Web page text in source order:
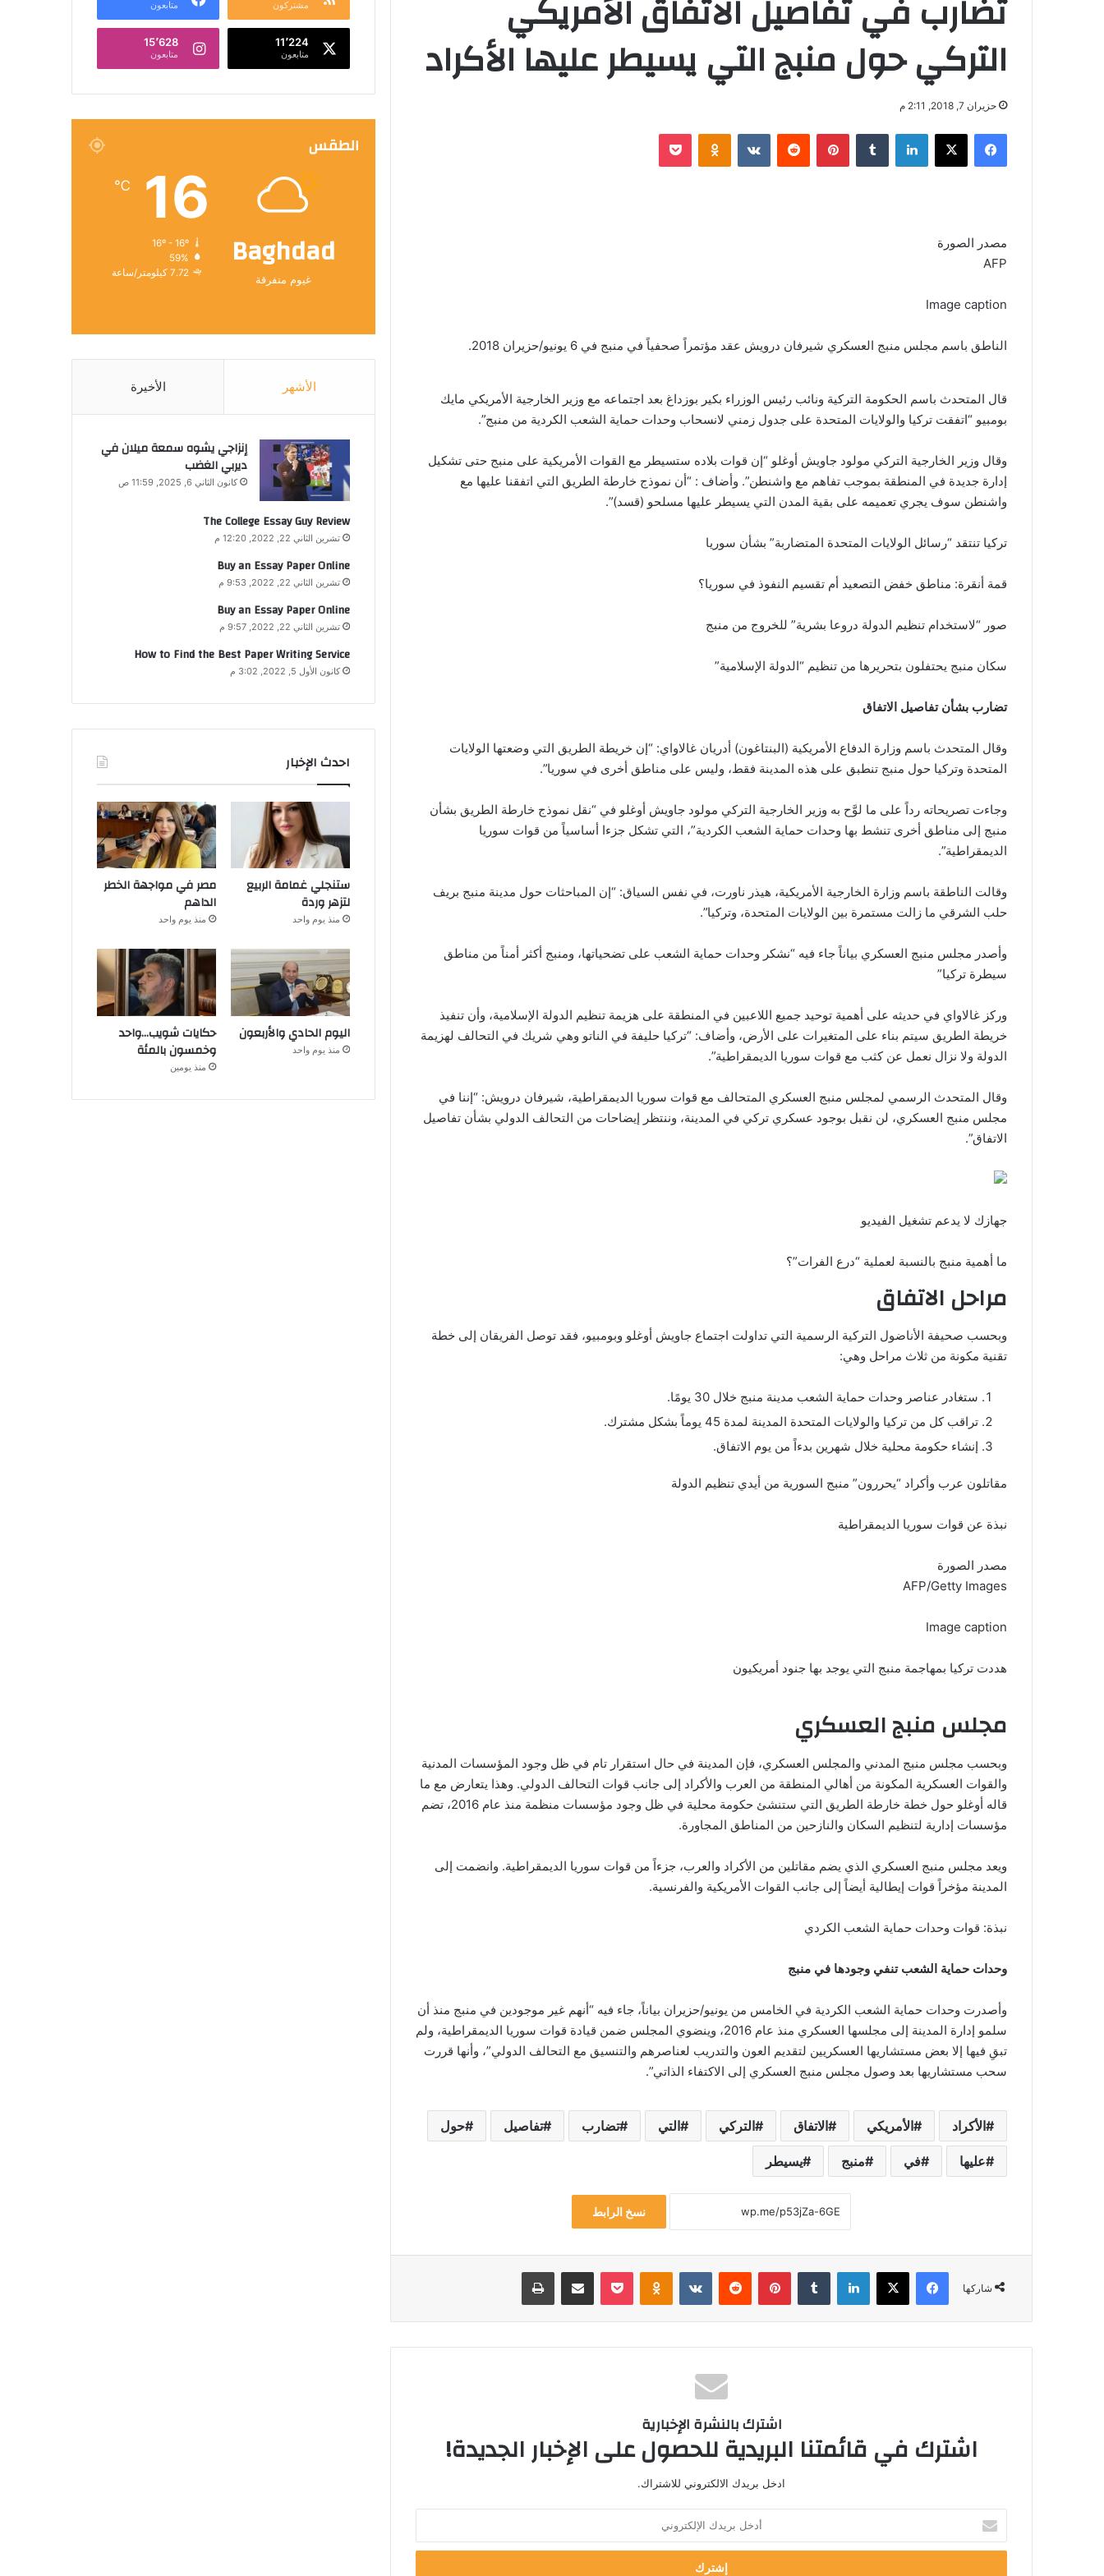
تضارب في تفاصيل الاتفاق الأمريكي
التركي حول منبج التي يسيطر عليها الأكراد
حزيران 7, 2018, 2:11 م
فيسبوك لينكدإن بينتيريست
مصدر الصورة
AFP
Image caption
الناطق باسم مجلس منبج العسكري شيرفان درويش عقد مؤتمراً صحفياً في منبج في 6 يونيو/حزيران 2018.
قال المتحدث باسم الحكومة التركية ونائب رئيس الوزراء بكير بوزداغ بعد اجتماعه مع وزير الخارجية الأمريكي مايك
بومبيو “اتفقت تركيا والولايات المتحدة على جدول زمني لانسحاب وحدات حماية الشعب الكردية من منبج”.
وقال وزير الخارجية التركي مولود جاويش أوغلو “إن قوات بلاده ستسيطر مع القوات الأمريكية على منبج حتى تشكيل
إدارة جديدة في المنطقة بموجب تفاهم مع واشنطن”. وأضاف : “أن نموذج خارطة الطريق التي اتفقنا عليها مع
واشنطن سوف يجري تعميمه على بقية المدن التي يسيطر عليها مسلحو (قسد)”.
تركيا تنتقد “رسائل الولايات المتحدة المتضاربة” بشأن سوريا
قمة أنقرة: مناطق خفض التصعيد أم تقسيم النفوذ في سوريا؟
صور “لاستخدام تنظيم الدولة دروعا بشرية” للخروج من منبج
سكان منبج يحتفلون بتحريرها من تنظيم “الدولة الإسلامية”
تضارب بشأن تفاصيل الاتفاق
وقال المتحدث باسم وزارة الدفاع الأمريكية (البنتاغون) أدريان غالاواي: “إن خريطة الطريق التي وضعتها الولايات
المتحدة وتركيا حول منبج تنطبق على هذه المدينة فقط، وليس على مناطق أخرى في سوريا”.
وجاءت تصريحاته رداً على ما لوَّح به وزير الخارجية التركي مولود جاويش أوغلو في “نقل نموذج خارطة الطريق بشأن
منبج إلى مناطق أخرى تنشط بها وحدات حماية الشعب الكردية”، التي تشكل جزءا أساسياً من قوات سوريا
الديمقراطية”.
وقالت الناطقة باسم وزارة الخارجية الأمريكية، هيذر ناورت، في نفس السياق: “إن المباحثات حول مدينة منبج بريف
حلب الشرقي ما زالت مستمرة بين الولايات المتحدة، وتركيا”.
وأصدر مجلس منبج العسكري بياناً جاء فيه “نشكر وحدات حماية الشعب على تضحياتها، ومنبج أكثر أمناً من مناطق
سيطرة تركيا”
وركز غالاواي في حديثه على أهمية توحيد جميع اللاعبين في المنطقة على هزيمة تنظيم الدولة الإسلامية، وأن تنفيذ
خريطة الطريق سيتم بناء على المتغيرات على الأرض، وأضاف: “تركيا حليفة في الناتو وهي شريك في التحالف لهزيمة
الدولة ولا نزال نعمل عن كثب مع قوات سوريا الديمقراطية”.
وقال المتحدث الرسمي لمجلس منبج العسكري المتحالف مع قوات سوريا الديمقراطية، شيرفان درويش: “إننا في
مجلس منبج العسكري، لن نقبل بوجود عسكري تركي في المدينة، وننتظر إيضاحات من التحالف الدولي بشأن تفاصيل
الاتفاق”.
جهازك لا يدعم تشغيل الفيديو
ما أهمية منبج بالنسبة لعملية “درع الفرات”؟
مراحل الاتفاق
وبحسب صحيفة الأناضول التركية الرسمية التي تداولت اجتماع جاويش أوغلو وبومبيو، فقد توصل الفريقان إلى خطة
تقنية مكونة من ثلاث مراحل وهي:
ستغادر عناصر وحدات حماية الشعب مدينة منبج خلال 30 يومًا.
تراقب كل من تركيا والولايات المتحدة المدينة لمدة 45 يوماً بشكل مشترك.
إنشاء حكومة محلية خلال شهرين بدءاً من يوم الاتفاق.
مقاتلون عرب وأكراد “يحررون” منبج السورية من أيدي تنظيم الدولة
نبذة عن قوات سوريا الديمقراطية
مصدر الصورة
AFP/Getty Images
Image caption
هددت تركيا بمهاجمة منبج التي يوجد بها جنود أمريكيون
مجلس منبج العسكري
وبحسب مجلس منبج المدني والمجلس العسكري، فإن المدينة في حال استقرار تام في ظل وجود المؤسسات المدنية
والقوات العسكرية المكونة من أهالي المنطقة من العرب والأكراد إلى جانب قوات التحالف الدولي. وهذا يتعارض مع ما
قاله أوغلو حول خطة خارطة الطريق التي ستنشئ حكومة محلية في ظل وجود مؤسسات منظمة منذ عام 2016، تضم
مؤسسات إدارية لتنظيم السكان والنازحين من المناطق المجاورة.
ويعد مجلس منبج العسكري الذي يضم مقاتلين من الأكراد والعرب، جزءاً من قوات سوريا الديمقراطية. وانضمت إلى
المدينة مؤخراً قوات إيطالية أيضاً إلى جانب القوات الأمريكية والفرنسية.
نبذة: قوات وحدات حماية الشعب الكردي
وحدات حماية الشعب تنفي وجودها في منبج
وأصدرت وحدات حماية الشعب الكردية في الخامس من يونيو/حزيران بياناً، جاء فيه “أنهم غير موجودين في منبج منذ أن
سلمو إدارة المدينة إلى مجلسها العسكري منذ عام 2016، وينضوي المجلس ضمن قيادة قوات سوريا الديمقراطية، ولم
تبقِ فيها إلا بعض مستشاريها العسكريين لتقديم العون والتدريب لعناصرهم والتنسيق مع التحالف الدولي”، وأنها قررت
سحب مستشاريها بعد وصول مجلس منبج العسكري إلى الاكتفاء الذاتي”.
الأكراد الأمريكي الاتفاق التركي التي تضارب تفاصيل حول
عليها في منبج يسيطر
نسخ الرابط
شاركها
فيسبوك لينكدإن بينتيريست
اشترك بالنشرة الإخبارية
اشترك في قائمتنا البريدية للحصول على الإخبار الجديدة!
ادخل بريدك الالكتروني للاشتراك.
خ
مشتركون متابعون
11٬224
متابعون
15٬628
متابعون
الطقس
Baghdad
غيوم متفرقة
16
℃
16º - 16º
59%
7.72 كيلومتر/ساعة
الأشهر الأخيرة
إنزاجي يشوه سمعة ميلان في
ديربي الغضب
كانون الثاني 6, 2025, 11:59 ص
The College Essay Guy Review
تشرين الثاني 22, 2022, 12:20 م
Buy an Essay Paper Online
تشرين الثاني 22, 2022, 9:53 م
Buy an Essay Paper Online
تشرين الثاني 22, 2022, 9:57 م
How to Find the Best Paper Writing Service
كانون الأول 5, 2022, 3:02 م
احدث الإخبار
ستنجلي غمامة الربيع
لتزهر وردة
منذ يوم واحد
مصر في مواجهة الخطر
الداهم
منذ يوم واحد
اليوم الحادي والأربعون
منذ يوم واحد
حكايات شويب…واحد
وخمسون بالمئة
منذ يومين